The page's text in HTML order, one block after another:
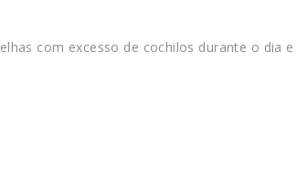
com excesso de cochilos durante o